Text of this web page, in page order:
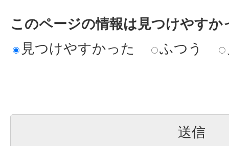
このページの情報は見つけやすか
見つけやすかった
ふつう